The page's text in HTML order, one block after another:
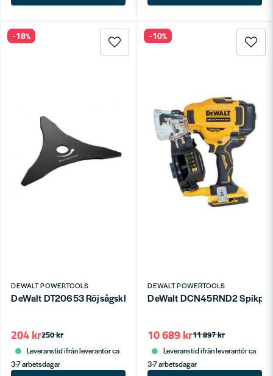
DEWALT POWERTOOLS
DeWalt DT20653 Röjsågsklinga 25cm till DCM571
250 kr
204 kr
Leveranstid ifrån leverantör ca
3-7 arbetsdagar
-18%
DEWALT POWERTOOLS
DeWalt DCN45RND2
11 897 kr
10 689 kr
Leveranstid ifrån leverantör ca
3-7 arbetsdagar
-10%